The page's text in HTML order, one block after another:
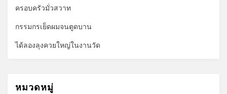
ครอบครัวมั่วสวาท
กรรมกรเย็ดผมจนตูดบาน
ได้ลองลุงควยใหญ่ในงานวัด
หมวดหมู่